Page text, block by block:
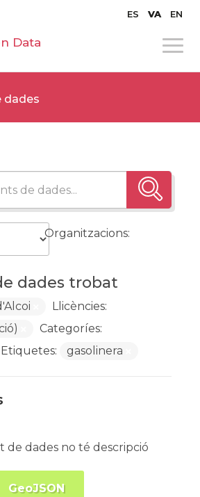
ES VA EN
Data
dades
dades trobat
Organitzacions:
Llicències:
Categoríes:
Etiquetes: gasolinera
de dades no té descripció
GeoJSON